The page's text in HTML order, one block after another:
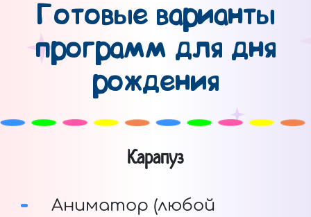
Готовые варианты
программ для дня
рождения
Карапуз
Аниматор (любой